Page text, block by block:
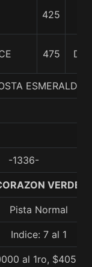
425
475
ESMERALDA
-1336-
VERDE,
Pista Normal
Indice: 7 al 1
al 1ro,